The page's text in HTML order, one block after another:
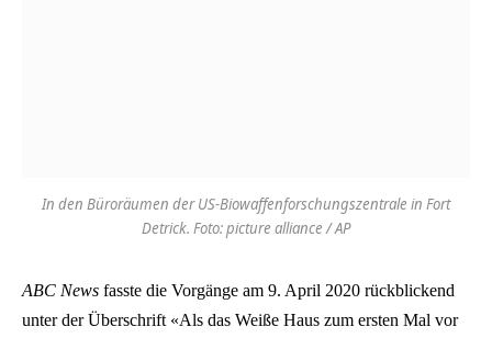
In den Büroräumen der US-Biowaffenforschungszentrale in Fort
Detrick. Foto: picture alliance / AP
ABC News fasste die Vorgänge am 9. April 2020 rückblickend
unter der Überschrift «Als das Weiße Haus zum ersten Mal vor